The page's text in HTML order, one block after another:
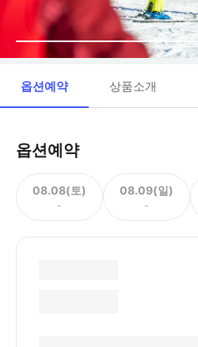
옵션예약 상품소개
옵션예약
08.08(토)
-
08.09(일)
-